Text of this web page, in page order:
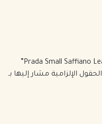
الحقول الإلزامية مشار إليها بـ